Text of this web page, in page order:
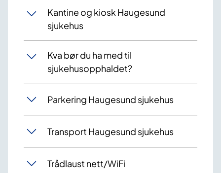
Kantine og kiosk Haugesund
sjukehus
Kva bør du ha med til
sjukehusopphaldet?
Parkering Haugesund sjukehus
Transport Haugesund sjukehus
Trådlaust nett/WiFi